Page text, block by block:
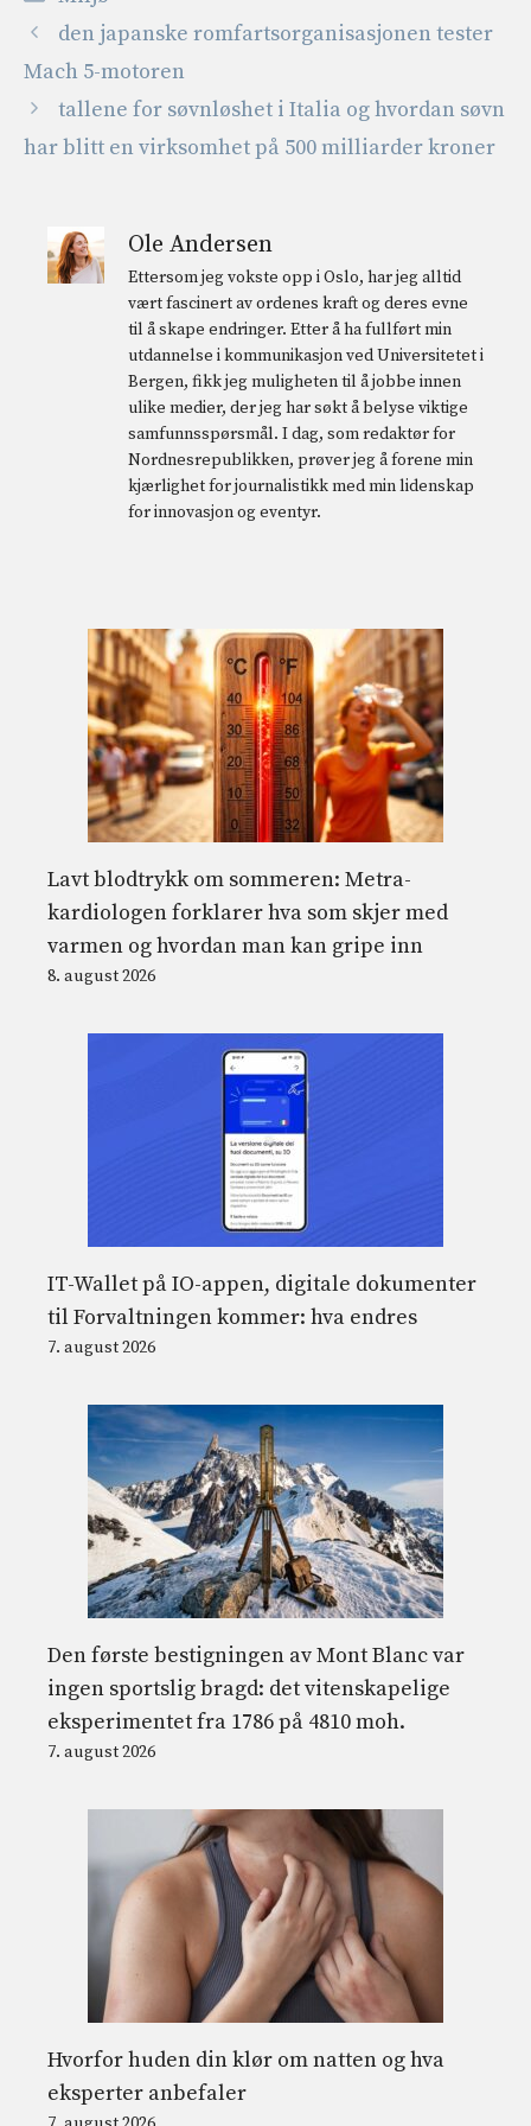
den japanske romfartsorganisasjonen tester
Mach 5-motoren
tallene for søvnløshet i Italia og hvordan søvn
har blitt en virksomhet på 500 milliarder kroner
Ole Andersen
Ettersom jeg vokste opp i Oslo, har jeg alltid
vært fascinert av ordenes kraft og deres evne
til å skape endringer. Etter å ha fullført min
utdannelse i kommunikasjon ved Universitetet i
Bergen, fikk jeg muligheten til å jobbe innen
ulike medier, der jeg har søkt å belyse viktige
samfunnsspørsmål. I dag, som redaktør for
Nordnesrepublikken, prøver jeg å forene min
kjærlighet for journalistikk med min lidenskap
for innovasjon og eventyr.
Lavt blodtrykk om sommeren: Metra-
kardiologen forklarer hva som skjer med
varmen og hvordan man kan gripe inn
8. august 2026
IT-Wallet på IO-appen, digitale dokumenter
til Forvaltningen kommer: hva endres
7. august 2026
Den første bestigningen av Mont Blanc var
ingen sportslig bragd: det vitenskapelige
eksperimentet fra 1786 på 4810 moh.
7. august 2026
Hvorfor huden din klør om natten og hva
eksperter anbefaler